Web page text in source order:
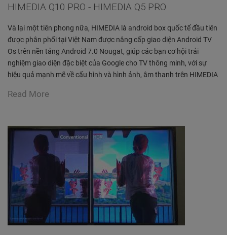
HIMEDIA Q10 PRO - HIMEDIA Q5 PRO
Và lại một tiên phong nữa, HIMEDIA là android box quốc tế đầu tiên
được phân phối tại Việt Nam được nâng cấp giao diện Android TV
Os trên nền tảng Android 7.0 Nougat, giúp các bạn cơ hội trải
nghiệm giao diện đặc biệt của Google cho TV thông minh, với sự
hiệu quả mạnh mẽ về cấu hình và hình ảnh, âm thanh trên HIMEDIA
Read More